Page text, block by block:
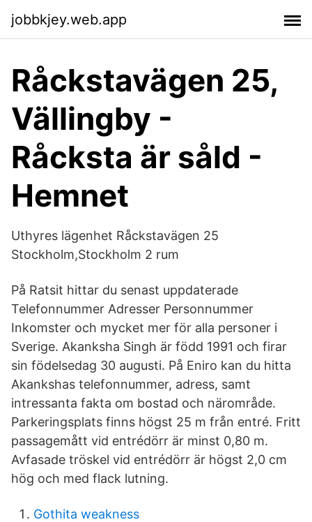
jobbkjey.web.app
Råckstavägen 25,
Vällingby -
Råcksta är såld -
Hemnet
Uthyres lägenhet Råckstavägen 25
Stockholm,Stockholm 2 rum
På Ratsit hittar du senast uppdaterade
Telefonnummer Adresser Personnummer
Inkomster och mycket mer för alla personer i
Sverige. Akanksha Singh är född 1991 och firar
sin födelsedag 30 augusti. På Eniro kan du hitta
Akankshas telefonnummer, adress, samt
intressanta fakta om bostad och närområde.
Parkeringsplats finns högst 25 m från entré. Fritt
passagemått vid entrédörr är minst 0,80 m.
Avfasade tröskel vid entrédörr är högst 2,0 cm
hög och med flack lutning.
Gothita weakness